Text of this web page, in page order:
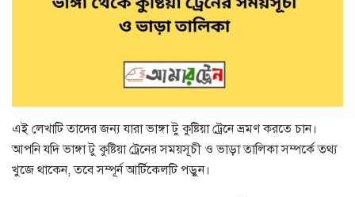
এই লেখাটি তাদের জন্য যারা ভাঙ্গা টু কুষ্টিয়া ট্রেনে ভ্রমণ করতে চান।
আপনি যদি ভাঙ্গা টু কুষ্টিয়া ট্রেনের সময়সূচী ও ভাড়া তালিকা সম্পর্কে তথ্য
খুজে থাকেন, তবে সম্পূর্ন আর্টিকেলটি পড়ুন।